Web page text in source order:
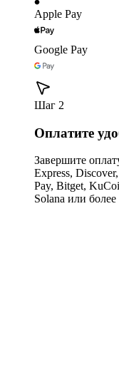
Apple Pay
Google Pay
Шаг 2
Оплатите
Завершите
Express,
Pay, Bitget,
Solana или